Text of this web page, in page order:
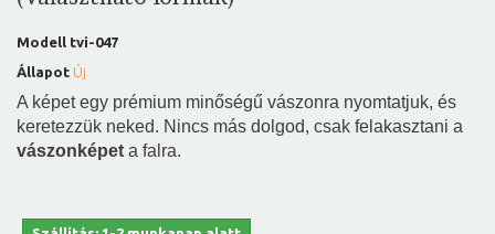
Modell tvi-047
Állapot Új
A képet egy prémium minőségű vászonra nyomtatjuk, és
keretezzük neked. Nincs más dolgod, csak felakasztani a
vászonképet a falra.